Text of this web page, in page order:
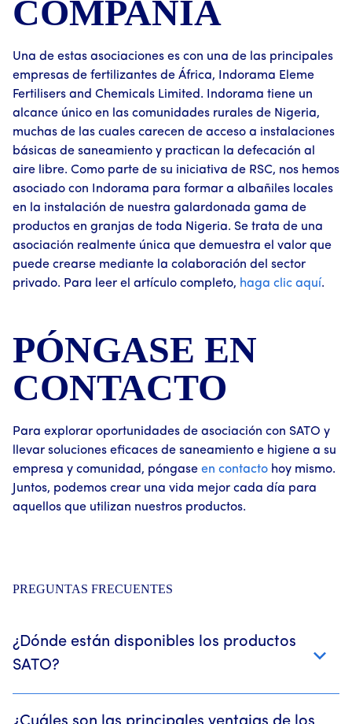
COMPAÑÍA
Una de estas asociaciones es con una de las principales
empresas de fertilizantes de África, Indorama Eleme
Fertilisers and Chemicals Limited. Indorama tiene un
alcance único en las comunidades rurales de Nigeria,
muchas de las cuales carecen de acceso a instalaciones
básicas de saneamiento y practican la defecación al
aire libre. Como parte de su iniciativa de RSC, nos hemos
asociado con Indorama para formar a albañiles locales
en la instalación de nuestra galardonada gama de
productos en granjas de toda Nigeria. Se trata de una
asociación realmente única que demuestra el valor que
puede crearse mediante la colaboración del sector
privado. Para leer el artículo completo, haga clic aquí.
PÓNGASE EN
CONTACTO
Para explorar oportunidades de asociación con SATO y
llevar soluciones eficaces de saneamiento e higiene a su
empresa y comunidad, póngase en contacto hoy mismo.
Juntos, podemos crear una vida mejor cada día para
aquellos que utilizan nuestros productos.
PREGUNTAS FRECUENTES
¿Dónde están disponibles los productos
SATO?